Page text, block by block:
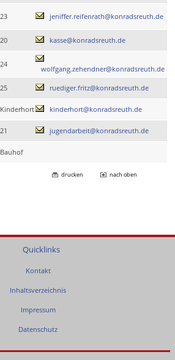
23 jeniffer.reifenrath@konradsreuth.de
20 kasse@konradsreuth.de
24
wolfgang.zehendner@konradsreuth.de
25 ruediger.fritz@konradsreuth.de
Kinderhort kinderhort@konradsreuth.de
21 jugendarbeit@konradsreuth.de
Bauhof
drucken nach oben
Quicklinks
Kontakt
Inhaltsverzeichnis
Impressum
Datenschutz